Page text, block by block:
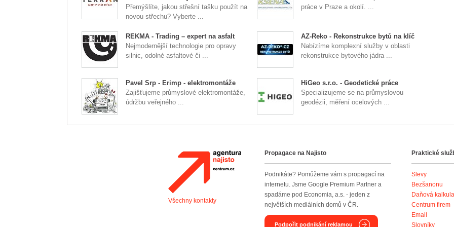
Přemýšlíte, jakou střešní tašku použít na
novou střechu? Vyberte ...
práce v Praze a okolí. ...
REKMA - Trading – expert na asfalt
Nejmodernější technologie pro opravy
silnic, odolné asfaltové či ...
AZ-Reko - Rekonstrukce bytů na klíč
Nabízíme komplexní služby v oblasti
rekonstrukce bytového jádra ...
Pavel Srp - Erimp - elektromontáže
Zajišťujeme průmyslové elektromontáže,
údržbu veřejného ...
HiGeo s.r.o. - Geodetické práce
Specializujeme se na průmyslovou
geodézii, měření ocelových ...
Agentura Najisto
Všechny kontakty
Propagace na Najisto
Podnikáte? Pomůžeme vám s propagací na
internetu. Jsme Google Premium Partner a
spadáme pod Economia, a.s. - jeden z
největších mediálních domů v ČR.
Podpořit podnikání reklamou
Praktické
Slevy
Bezšanonu
Daňová
Centrum firem
Email
Slovníky